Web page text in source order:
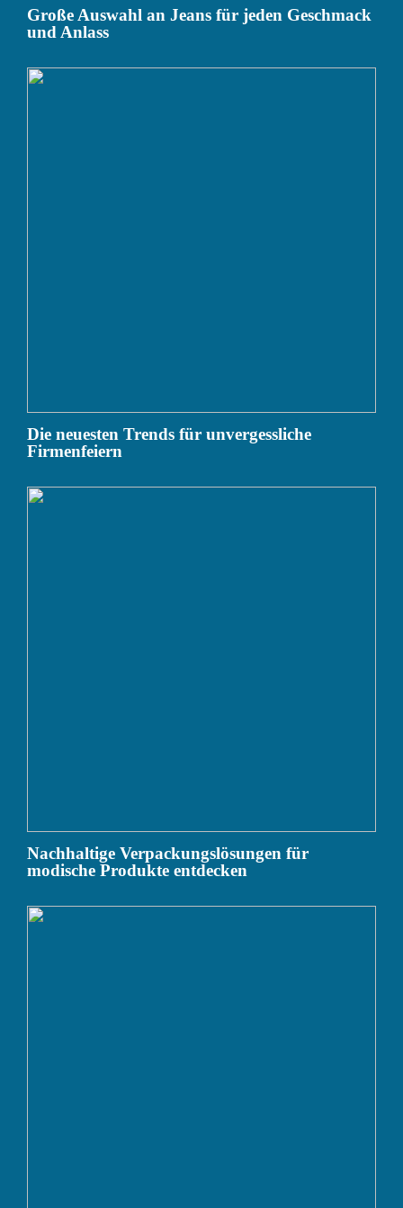
Große Auswahl an Jeans für jeden Geschmack
und Anlass
Die neuesten Trends für unvergessliche
Firmenfeiern
Nachhaltige Verpackungslösungen für
modische Produkte entdecken